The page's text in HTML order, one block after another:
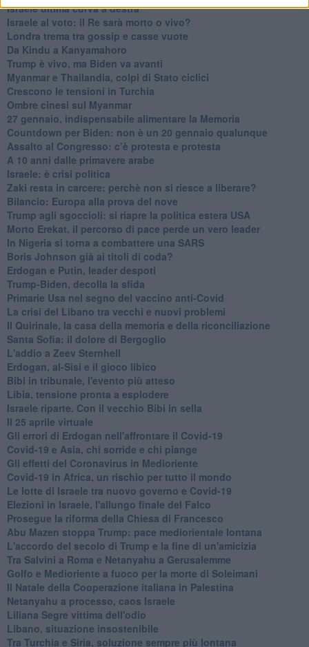
Israele ultima curva a destra
Israele al voto: il Re sarà morto o vivo?
Londra trema tra gossip e casse vuote
Da Kindu a Kanyamahoro
Trump è vivo, ma Biden va avanti
Myanmar e Thailandia, colpi di Stato ciclici
Crescono le tensioni in Turchia
Ombre cinesi sul Myanmar
27 gennaio, indispensabile alimentare la Memoria
Countdown per Biden: non è un 20 gennaio qualunque
Assalto al Congresso: c’è protesta e protesta
A 10 anni dalle primavere arabe
Israele: è crisi politica
Zaki resta in carcere: perchè non si riesce a liberare?
Bilancio: Europa alla prova del nove
Trump agli sgoccioli: si riapre la politica estera USA
Morto Erekat, il percorso di pace perde un vero leader
In Nigeria si torna a combattere una SARS
Boris Johnson già ai titoli di coda?
Erdogan e Putin, leader despoti
Trump-Biden, decolla la sfida
Primarie Usa nel segno del vaccino anti-Covid
La crisi del Libano tra vecchi e nuovi problemi
Il Quirinale, la casa della memoria e della riconciliazione
Santa Sofia: il dolore di Bergoglio
L'addio a ​Zeev Sternhell
Erdogan, al-Sisi e il gioco libico
Bibi in tribunale, l'evento più atteso
Libia, tensione pronta a esplodere
Israele riparte. Con il vecchio Bibi in sella
Il 25 aprile virtuale
Gli errori di Erdogan nell'affrontare il Covid-19
Covid-19 e Asia, chi sorride e chi piange
Gli effetti del Coronavirus in Medioriente
Covid-19 in Africa, un rischio per tutto il mondo
Le lotte di Israele tra nuovo governo e Covid-19
Elezioni in Israele, l'allungo finale del Falco
Prosegue la riforma della Chiesa di Francesco
Abu Mazen stoppa Trump: pace mediorientale lontana
L'accordo del secolo di Trump e la fine di un'amicizia
Tra Salvini a Roma e Netanyahu a Gerusalemme
Golfo e Medioriente a fuoco per la morte di Soleimani
Il Natale della Cooperazione italiana in Palestina
Netanyahu a processo, caos Israele
Liliana Segre vittima dell'odio
Libano, situazione insostenibile
Tra Turchia e Siria, soluzione sempre più lontana